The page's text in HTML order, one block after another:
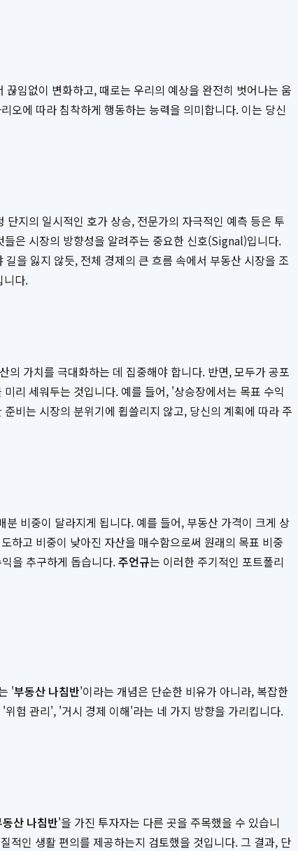
임없이 변화하고, 때로는 우리의 예상을 완전히 벗어나는 움
오에 따라 침착하게 행동하는 능력을 의미합니다. 이는 당신
지의 일시적인 호가 상승, 전문가의 자극적인 예측 등은 투
은 시장의 방향성을 알려주는 중요한 신호(Signal)입니다.
을 잃지 않듯, 전체 경제의 큰 흐름 속에서 부동산 시장을 조
니다.
가치를 극대화하는 데 집중해야 합니다. 반면, 모두가 공포
리 세워두는 것입니다. 예를 들어, '상승장에서는 목표 수익
비는 시장의 분위기에 휩쓸리지 않고, 당신의 계획에 따라 주
비중이 달라지게 됩니다. 예를 들어, 부동산 가격이 크게 상
하고 비중이 낮아진 자산을 매수함으로써 원래의 목표 비중
을 추구하게 돕습니다.주언규는 이러한 주기적인 포트폴리
'부동산 나침반'이라는 개념은 단순한 비유가 아니라, 복잡한
험 관리', '거시 경제 이해'라는 네 가지 방향을 가리킵니다.
산 나침반'을 가진 투자자는 다른 곳을 주목했을 수 있습니
적인 생활 편의를 제공하는지 검토했을 것입니다. 그 결과, 단